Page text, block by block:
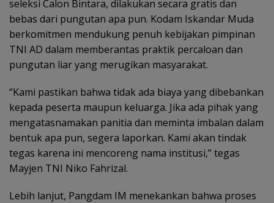
seleksi Calon Bintara, dilakukan secara gratis dan
bebas dari pungutan apa pun. Kodam Iskandar Muda
berkomitmen mendukung penuh kebijakan pimpinan
TNI AD dalam memberantas praktik percaloan dan
pungutan liar yang merugikan masyarakat.
“Kami pastikan bahwa tidak ada biaya yang dibebankan
kepada peserta maupun keluarga. Jika ada pihak yang
mengatasnamakan panitia dan meminta imbalan dalam
bentuk apa pun, segera laporkan. Kami akan tindak
tegas karena ini mencoreng nama institusi,” tegas
Mayjen TNI Niko Fahrizal.
Lebih lanjut, Pangdam IM menekankan bahwa proses